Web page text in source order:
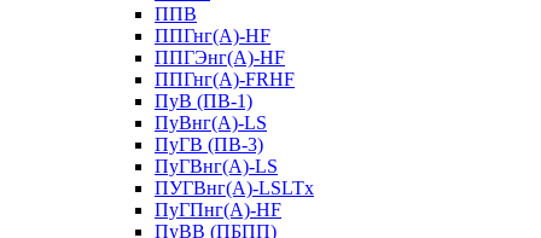
ППВ
ППГнг(А)-HF
ППГЭнг(А)-HF
ППГнг(А)-FRHF
ПуВ (ПВ-1)
ПуВнг(А)-LS
ПуГВ (ПВ-3)
ПуГВнг(А)-LS
ПУГВнг(А)-LSLTx
ПуГПнг(А)-HF
ПуВВ (ПБПП)